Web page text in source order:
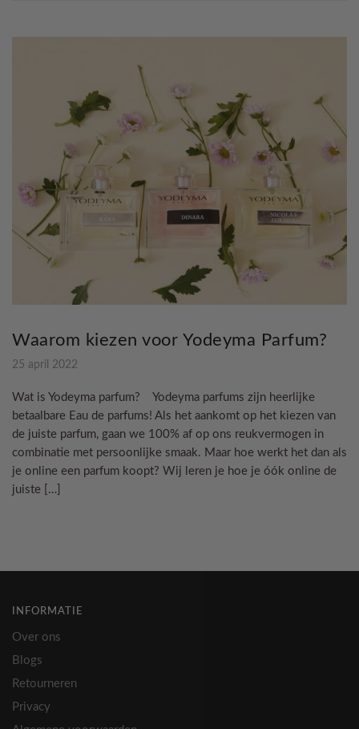
Waarom kiezen voor Yodeyma Parfum?
25 april 2022
Wat is Yodeyma parfum? Yodeyma parfums zijn heerlijke
betaalbare Eau de parfums! Als het aankomt op het kiezen van
de juiste parfum, gaan we 100% af op ons reukvermogen in
combinatie met persoonlijke smaak. Maar hoe werkt het dan als
je online een parfum koopt? Wij leren je hoe je óók online de
juiste […]
INFORMATIE
Over ons
Blogs
Retourneren
Privacy